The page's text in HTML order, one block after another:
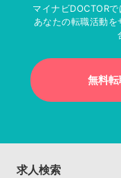
マイナビDOCTOR
あなたの転職活動
無料
求人検索